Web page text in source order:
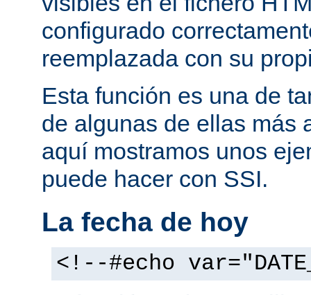
configurado
reemplazada con su
Esta función es una de
de algunas de ellas más
aquí mostramos unos
puede hacer con SSI.
La fecha de hoy
<!--#echo